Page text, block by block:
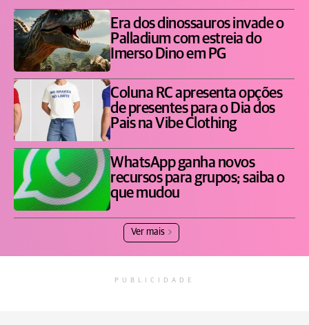
Era dos dinossauros invade o
Palladium com estreia do
Imerso Dino em PG
Coluna RC apresenta opções
de presentes para o Dia dos
Pais na Vibe Clothing
WhatsApp ganha novos
recursos para grupos; saiba o
que mudou
Ver mais
PUBLICIDADE